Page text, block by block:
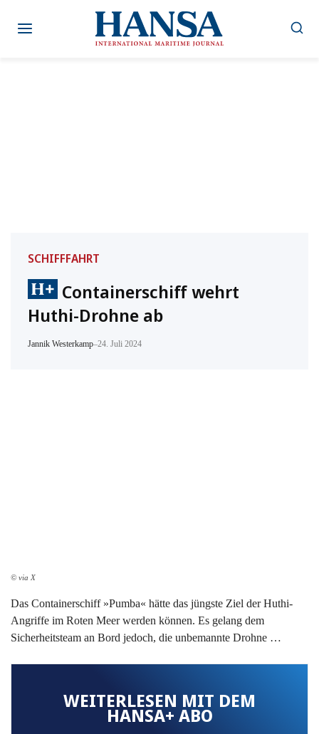
Inhalt
SCHIFFFAHRT
Containerschiff wehrt
Huthi-Drohne ab
Jannik Westerkamp–24. Juli 2024
© via X
Das Containerschiff »Pumba« hätte das jüngste Ziel der Huthi-
Angriffe im Roten Meer werden können. Es gelang dem
Sicherheitsteam an Bord jedoch, die unbemannte Drohne …
WEITERLESEN MIT DEM
HANSA+ ABO